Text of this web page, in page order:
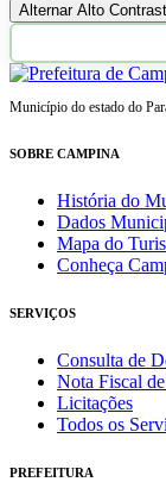
Alternar Alto
Município do estado do
SOBRE CAMPINA
História do
Dados
Mapa do
Conheça
SERVIÇOS
Consulta de
Nota Fiscal
Licitações
Todos os
PREFEITURA